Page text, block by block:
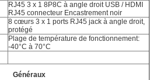
RJ45 3 x 1 8P8C à angle droit USB / HDMI
RJ45 connecteur Encastrement noir
8 cœurs 3 x 1 ports RJ45 jack à angle droit,
protégé
Plage de température de fonctionnement:
-40°C à 70°C
Généraux